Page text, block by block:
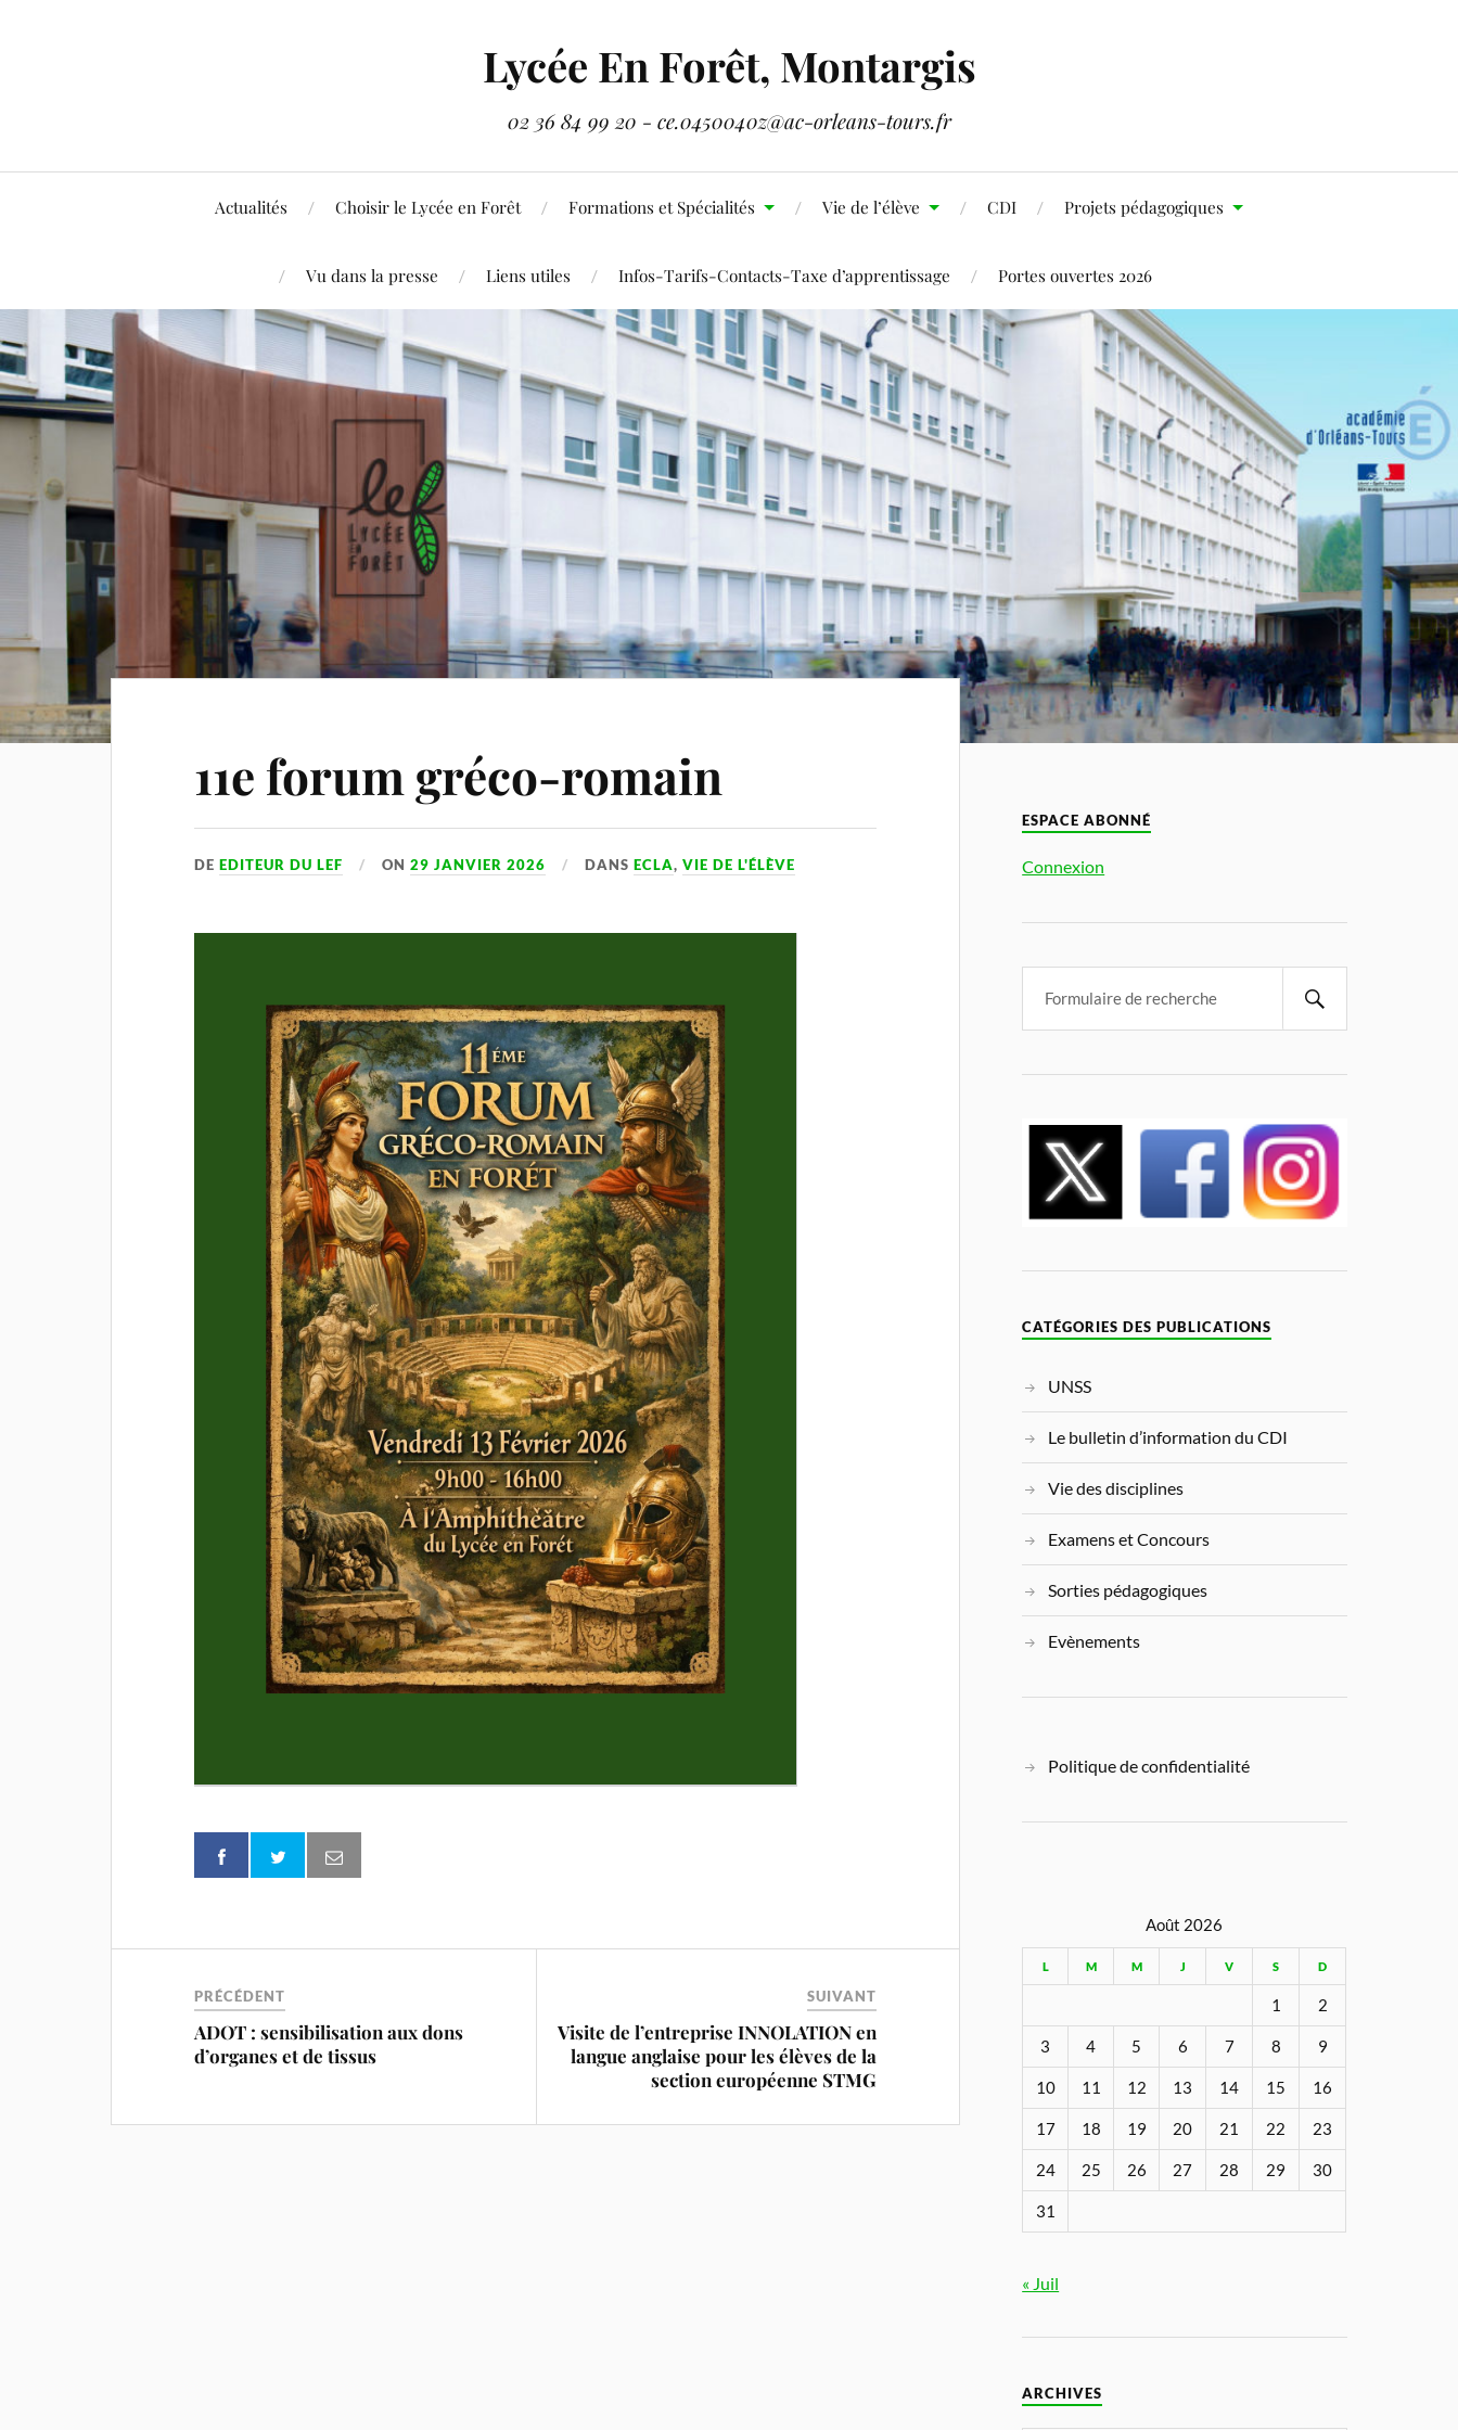
Lycée En Forêt, Montargis
02 36 84 99 20 - ce.0450040z@ac-orleans-tours.fr
Actualités Choisir le Lycée en Forêt Formations et Spécialités Vie de l’élève CDI Projets pédagogiques
Vu dans la presse Liens utiles Infos-Tarifs-Contacts-Taxe d’apprentissage Portes ouvertes 2026
11e forum gréco-romain
DEEDITEUR DU LEF ON29 JANVIER 2026 DANSECLA,VIE DE L'ÉLÈVE
PRÉCÉDENT
ADOT : sensibilisation aux dons
d’organes et de tissus
SUIVANT
Visite de l’entreprise INNOLATION en
langue anglaise pour les élèves de la
section européenne STMG
ESPACE ABONNÉ
Connexion
CATÉGORIES DES PUBLICATIONS
UNSS
Le bulletin d’information du CDI
Vie des disciplines
Examens et Concours
Sorties pédagogiques
Evènements
Politique de confidentialité
Août 2026
L M M J V S D
1 2
3 4 5 6 7 8 9
10 11 12 13 14 15 16
17 18 19 20 21 22 23
24 25 26 27 28 29 30
31
« Juil
ARCHIVES